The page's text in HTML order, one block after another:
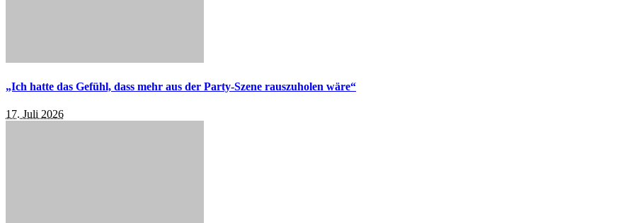
„Ich hatte das Gefühl, dass mehr aus der Party-Szene rauszuholen wäre“
17. Juli 2026